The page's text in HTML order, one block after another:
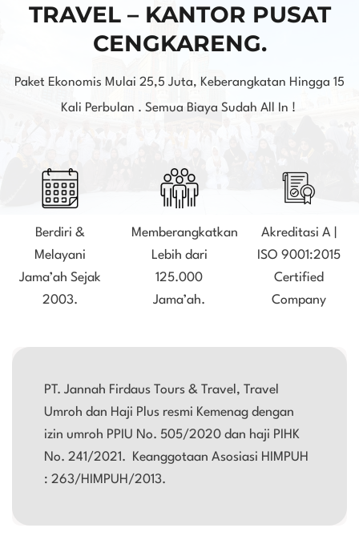
TRAVEL – KANTOR PUSAT
CENGKARENG.
Paket Ekonomis Mulai 25,5 Juta, Keberangkatan Hingga 15
Kali Perbulan . Semua Biaya Sudah All In !
Berdiri &
Melayani
Jama’ah Sejak
2003.
Memberangkatkan
Lebih dari
125.000
Jama’ah.
Akreditasi A |
ISO 9001:2015
Certified
Company
PT. Jannah Firdaus Tours & Travel, Travel
Umroh dan Haji Plus resmi Kemenag dengan
izin umroh PPIU No. 505/2020 dan haji PIHK
No. 241/2021. Keanggotaan Asosiasi HIMPUH
: 263/HIMPUH/2013.